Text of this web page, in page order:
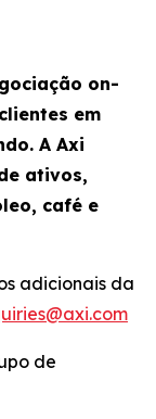
on-
em
A Axi
ativos,
café e
adicionais da
de